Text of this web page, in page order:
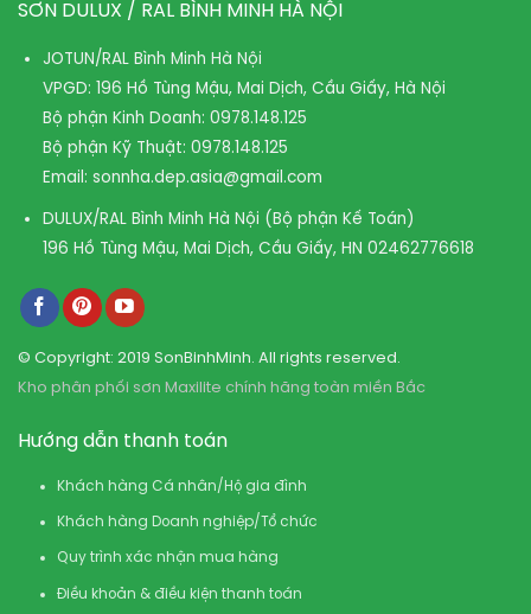
SƠN DULUX / RAL BÌNH MINH HÀ NỘI
JOTUN/RAL Bình Minh Hà Nội
VPGD: 196 Hồ Tùng Mậu, Mai Dịch, Cầu Giấy, Hà Nội
Bộ phận Kinh Doanh: 0978.148.125
Bộ phận Kỹ Thuật: 0978.148.125
Email: sonnha.dep.asia@gmail.com
DULUX/RAL Bình Minh Hà Nội (Bộ phận Kế Toán)
196 Hồ Tùng Mậu, Mai Dịch, Cầu Giấy, HN 02462776618
© Copyright: 2019 SonBinhMinh. All rights reserved.
Kho phân phối sơn Maxilite chính hãng toàn miền Bắc
Hướng dẫn thanh toán
Khách hàng Cá nhân/Hộ gia đình
Khách hàng Doanh nghiệp/Tổ chức
Quy trình xác nhận mua hàng
Điều khoản & điều kiện thanh toán